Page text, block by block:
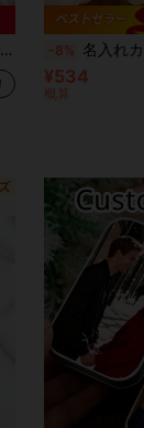
-8% 名入れカスタマイズ フローラル ジュエリー
¥534
概算